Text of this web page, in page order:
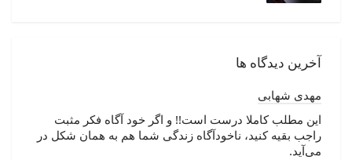
آخرین دیدگاه ها
مهدی شهابی
این مطلب کاملا درست است!! و اگر خود آگاه فکر مثبت
راجب بقیه کنید، ناخودآگاه زندگی شما هم به همان شکل در
می‌آید.